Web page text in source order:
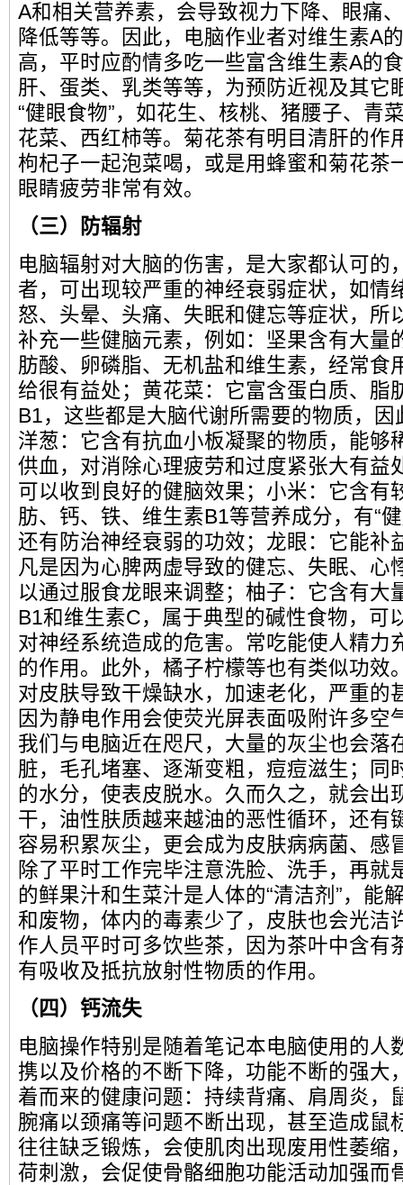
A和相关营养素，会导致视力下降、眼痛
降低等等。因此，电脑作业者对维生素A
高，平时应酌情多吃一些富含维生素A的
肝、蛋类、乳类等等，为预防近视及其它
“健眼食物”，如花生、核桃、猪腰子、青
花菜、西红柿等。菊花茶有明目清肝的作
枸杞子一起泡菜喝，或是用蜂蜜和菊花茶
眼睛疲劳非常有效。
（三）防辐射
电脑辐射对大脑的伤害，是大家都认可的
者，可出现较严重的神经衰弱症状，如情
怒、头晕、头痛、失眠和健忘等症状，所
补充一些健脑元素，例如：坚果含有大量
肪酸、卵磷脂、无机盐和维生素，经常食
给很有益处；黄花菜：它富含蛋白质、脂
B1，这些都是大脑代谢所需要的物质，因
洋葱：它含有抗血小板凝聚的物质，能够
供血，对消除心理疲劳和过度紧张大有益
可以收到良好的健脑效果；小米：它含有
肪、钙、铁、维生素B1等营养成分，有“
还有防治神经衰弱的功效；龙眼：它能补
凡是因为心脾两虚导致的健忘、失眠、心
以通过服食龙眼来调整；柚子：它含有大
B1和维生素C，属于典型的碱性食物，可
对神经系统造成的危害。常吃能使人精力
的作用。此外，橘子柠檬等也有类似功效
对皮肤导致干燥缺水，加速老化，严重的
因为静电作用会使荧光屏表面吸附许多空
我们与电脑近在咫尺，大量的灰尘也会落
脏，毛孔堵塞、逐渐变粗，痘痘滋生；同
的水分，使表皮脱水。久而久之，就会出
干，油性肤质越来越油的恶性循环，还有
容易积累灰尘，更会成为皮肤病病菌、感
除了平时工作完毕注意洗脸、洗手，再就
的鲜果汁和生菜汁是人体的“清洁剂”，能
和废物，体内的毒素少了，皮肤也会光洁
作人员平时可多饮些茶，因为茶叶中含有
有吸收及抵抗放射性物质的作用。
（四）钙流失
电脑操作特别是随着笔记本电脑使用的人
携以及价格的不断下降，功能不断的强大
着而来的健康问题：持续背痛、肩周炎，
腕痛以颈痛等问题不断出现，甚至造成鼠
往往缺乏锻炼，会使肌肉出现废用性萎缩
荷刺激，会促使骨骼细胞功能活动加强而